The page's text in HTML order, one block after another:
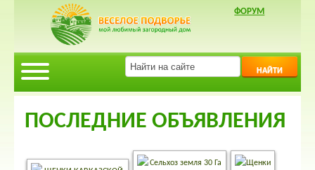
ФОРУМ
НАЙТИ
ПОСЛЕДНИЕ ОБЪЯВЛЕНИЯ